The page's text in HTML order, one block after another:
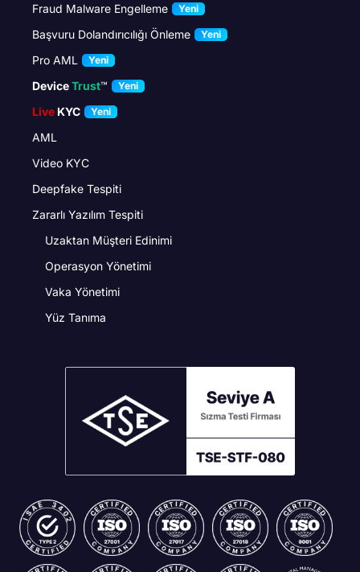
Fraud Malware Engelleme
Yeni
Başvuru Dolandırıcılığı Önleme Yeni
Pro AML Yeni
DeviceTrust™ Yeni
Live KYC Yeni
AML
Video KYC
Deepfake Tespiti
Zararlı Yazılım Tespiti
Uzaktan Müşteri Edinimi
Operasyon Yönetimi
Vaka Yönetimi
Yüz Tanıma